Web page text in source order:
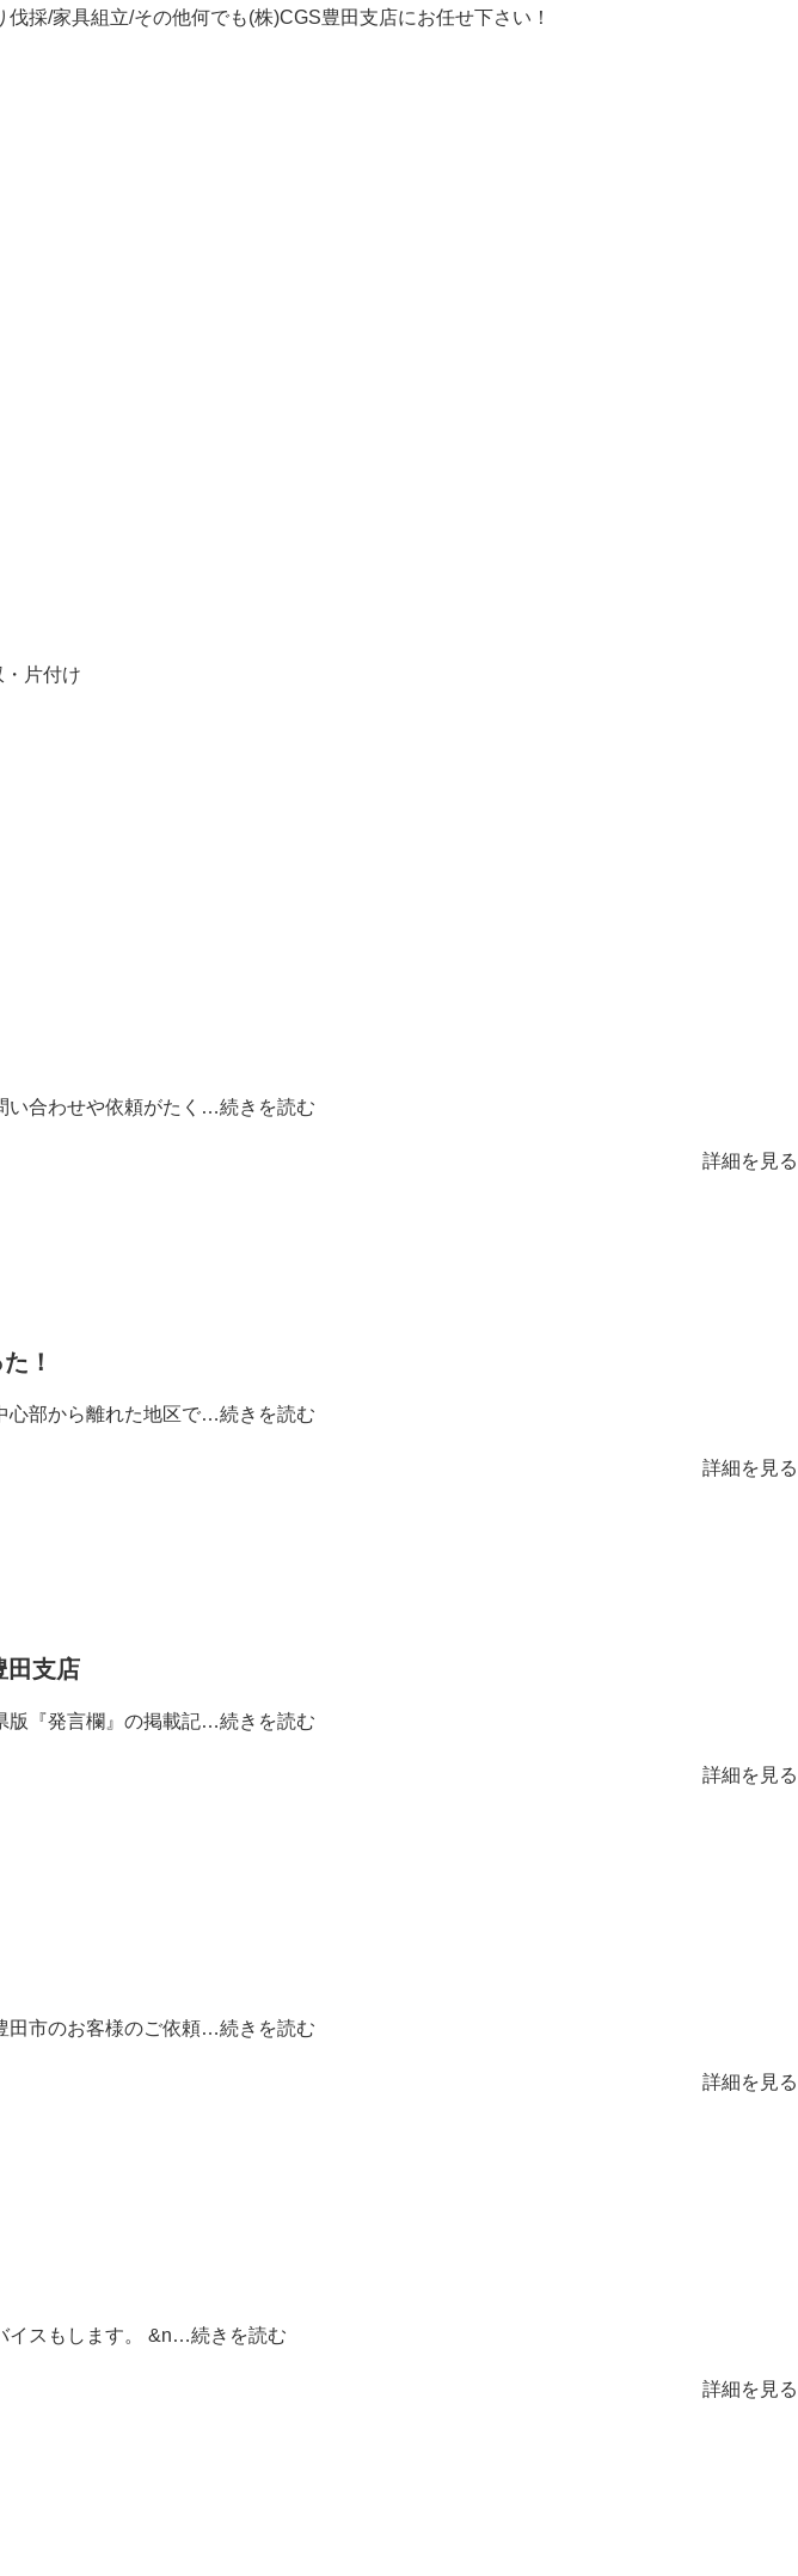
採/家具組立/その他何でも(株)CGS豊田支店にお任せ下さい！
片付け
い合わせや依頼がたく…続きを読む
詳細を見る
！
心部から離れた地区で…続きを読む
詳細を見る
田支店
版『発言欄』の掲載記…続きを読む
詳細を見る
田市のお客様のご依頼…続きを読む
詳細を見る
イスもします。 &n…続きを読む
詳細を見る